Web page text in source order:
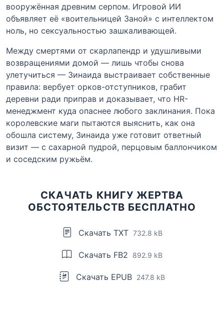
вооружённая древним серпом. Игровой ИИ
объявляет её «воительницей Заной» с интеллектом
ноль, но сексуальностью зашкаливающей.
Между смертями от скарлапендр и удушливыми
возвращениями домой — лишь чтобы снова
улетучиться — Зинаида выстраивает собственные
правила: вербует орков-отступников, грабит
деревни ради приправ и доказывает, что HR-
менеджмент куда опаснее любого заклинания. Пока
королевские маги пытаются выяснить, как она
обошла систему, Зинаида уже готовит ответный
визит — с сахарной пудрой, перцовым баллончиком
и соседским ружьём.
СКАЧАТЬ КНИГУ ЖЕРТВА
ОБСТОЯТЕЛЬСТВ БЕСПЛАТНО
Скачать TXT 732.8 kB
Скачать FB2 892.9 kB
Скачать EPUB 247.8 kB